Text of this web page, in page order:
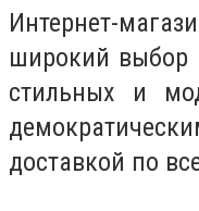
Интернет-
широкий выбор
стильных и
доставкой по